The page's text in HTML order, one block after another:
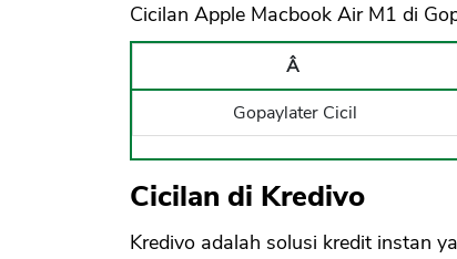
Cicilan Apple Macbook Air M1 di
Â
Gopaylater Cicil
Cicilan di Kredivo
Kredivo adalah solusi kredit instan